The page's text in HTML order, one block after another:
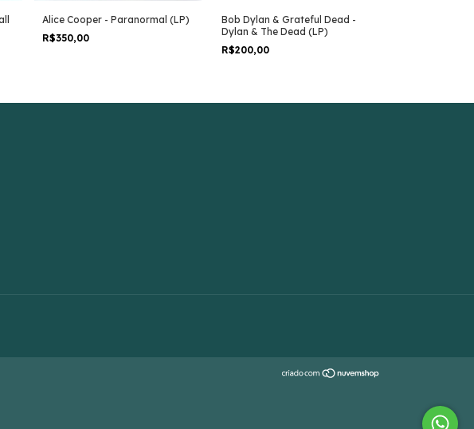
Alice Cooper - Paranormal (LP)
R$350,00
Bob Dylan & Grateful Dead -
Dylan & The Dead (LP)
R$200,00